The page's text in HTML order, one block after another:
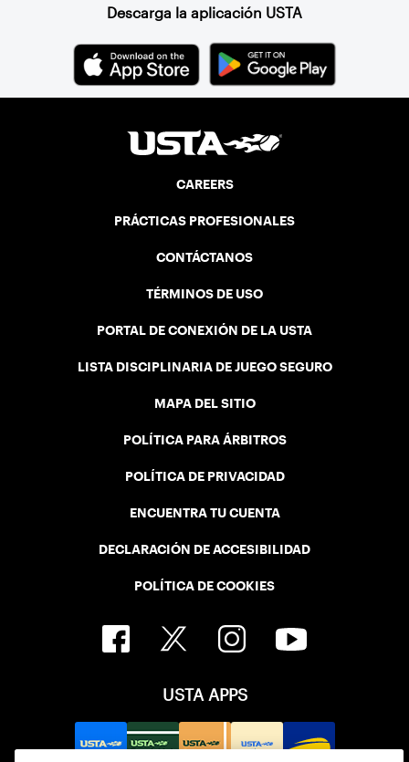
Descarga la aplicación USTA
CAREERS
PRÁCTICAS PROFESIONALES
CONTÁCTANOS
TÉRMINOS DE USO
PORTAL DE CONEXIÓN DE LA USTA
LISTA DISCIPLINARIA DE JUEGO SEGURO
MAPA DEL SITIO
POLÍTICA PARA ÁRBITROS
POLÍTICA DE PRIVACIDAD
ENCUENTRA TU CUENTA
DECLARACIÓN DE ACCESIBILIDAD
POLÍTICA DE COOKIES
USTA APPS